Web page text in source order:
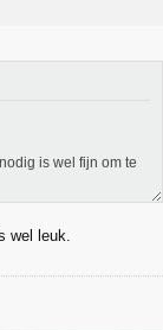
is wel fijn om te
wel leuk.